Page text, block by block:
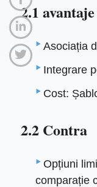
2.1 avantaje
Asociația
Integrare
Cost:
2.2 Contra
Opțiuni
comparație